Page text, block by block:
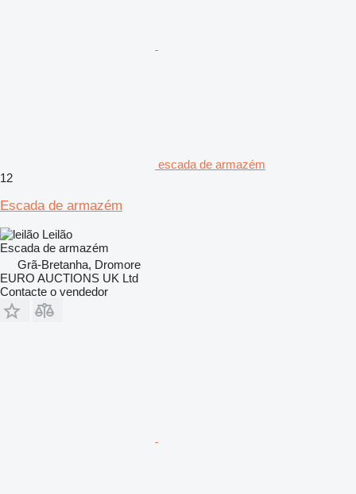
escada de armazém
12
Escada de armazém
Leilão
Escada de armazém
Grã-Bretanha, Dromore
EURO AUCTIONS UK Ltd
Contacte o vendedor